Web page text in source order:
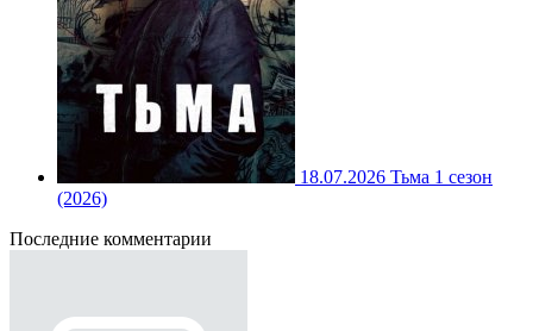
18.07.2026 Тьма 1 сезон
(2026)
Последние комментарии